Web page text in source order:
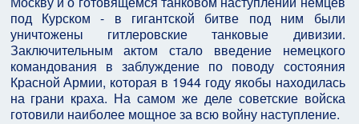
под Курском - в гигантской битве под ним были
уничтожены гитлеровские танковые дивизии.
Заключительным актом стало введение немецкого
командования в заблуждение по поводу состояния
Красной Армии, которая в 1944 году якобы находилась
на грани краха. На самом же деле советские войска
готовили наиболее мощное за всю войну наступление.